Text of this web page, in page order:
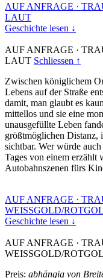
AUF ANFRAGE ·
LAUT
Geschichte lesen ↓
AUF ANFRAGE ·
LAUT Schliessen ↑
Zwischen königlichem
Lebens auf der Straße
damit, man glaubt es
mittellos und sie eine
unausgefüllte Leben
größtmöglichen Distanz,
sichtbar. Wer würde
Tages von einem erzählt
Autobahnszenen fürs
AUF ANFRAGE ·
WEISSGOLD/
Geschichte lesen ↓
AUF ANFRAGE ·
WEISSGOLD/
Preis: abhängig von